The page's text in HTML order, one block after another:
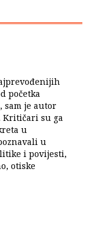
početka
sam je autor
Kritičari su ga
u
u
i povijesti,
otiske